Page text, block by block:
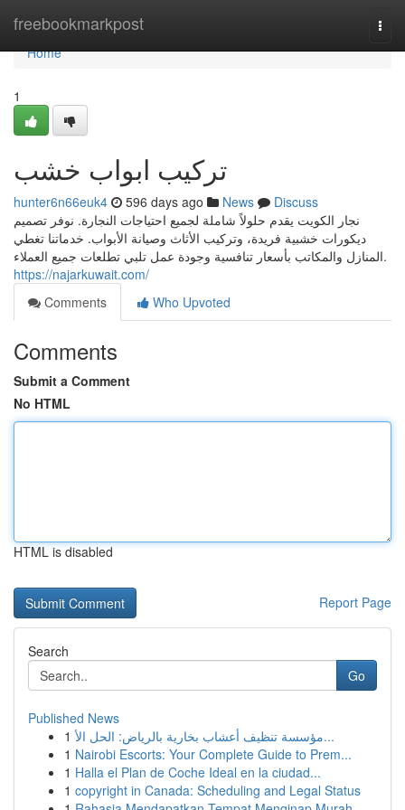
freebookmarkpost
Home
Home
1
تركيب ابواب خشب
hunter6n66euk4 596 days ago News
Discuss
نجار الكويت يقدم حلولاً شاملة لجميع احتياجات النجارة. نوفر تصميم
ديكورات خشبية فريدة، وتركيب الأثاث وصيانة الأبواب. خدماتنا تغطي
المنازل والمكاتب بأسعار تنافسية وجودة عمل تلبي تطلعات جميع العملاء.
https://najarkuwait.com/
Comments
Who Upvoted
Comments
Submit a Comment
No HTML
HTML is disabled
Report Page
Search
Go
Published News
1
مؤسسة تنظيف أعشاب بخارية بالرياض: الحل الأ...
1 Nairobi Escorts: Your Complete Guide to Prem...
1 Halla el Plan de Coche Ideal en la ciudad...
1 copyright in Canada: Scheduling and Legal Status